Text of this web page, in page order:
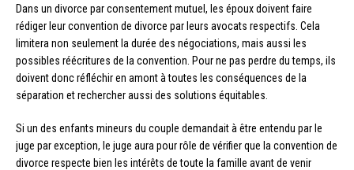
Dans un divorce par consentement mutuel, les époux doivent faire
rédiger leur convention de divorce par leurs avocats respectifs. Cela
limitera non seulement la durée des négociations, mais aussi les
possibles réécritures de la convention. Pour ne pas perdre du temps, ils
doivent donc réfléchir en amont à toutes les conséquences de la
séparation et rechercher aussi des solutions équitables.
Si un des enfants mineurs du couple demandait à être entendu par le
juge par exception, le juge aura pour rôle de vérifier que la convention de
divorce respecte bien les intérêts de toute la famille avant de venir